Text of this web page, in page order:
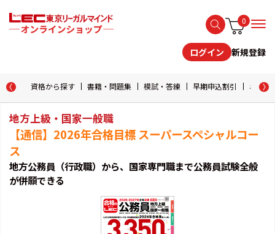
0
ログイン 新規登録
資格から探す 書籍・問題集 模試・答練 早期申込割引 おため
地方上級・国家一般職
【通信】2026年合格目標 スーパースペシャルコー
ス
地方公務員（行政職）から、国家専門職まで公務員試験全般
が併願できる